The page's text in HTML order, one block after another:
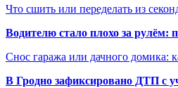
Что сшить или переделать из
Водителю стало плохо за рулём:
Снос гаража или дачного домика:
В Гродно зафиксировано ДТП с